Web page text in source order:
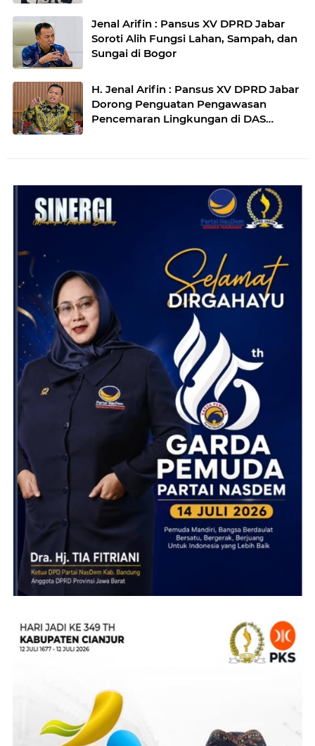
Jenal Arifin : Pansus XV DPRD Jabar
Soroti Alih Fungsi Lahan, Sampah, dan
Sungai di Bogor
H. Jenal Arifin : Pansus XV DPRD Jabar
Dorong Penguatan Pengawasan
Pencemaran Lingkungan di DAS